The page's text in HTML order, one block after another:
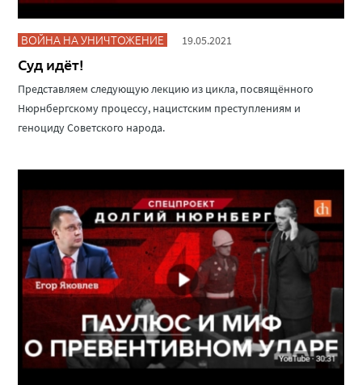
ВОЙНА НА УНИЧТОЖЕНИЕ 19.05.2021
Суд идёт!
Представляем следующую лекцию из цикла, посвящённого
Нюрнбергскому процессу, нацистским преступлениям и
геноциду Советского народа.